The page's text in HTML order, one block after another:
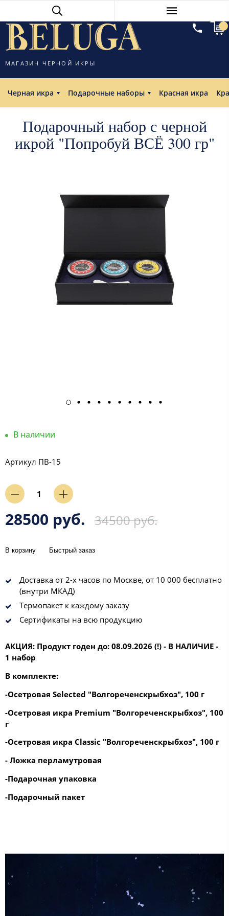
МАГАЗИН ЧЕРНОЙ ИКРЫ
Черная икра Подарочные наборы Красная икра
Подарочный набор с черной
икрой "Попробуй ВСЁ 300 гр"
В наличии
Артикул ПВ-15
28500 руб. 34500 руб.
В корзину Быстрый заказ
Доставка от 2-х часов по Москве, от 10 000 бесплатно
(внутри МКАД)
Термопакет к каждому заказу
Сертификаты на всю продукцию
АКЦИЯ: Продукт годен до: 08.09.2026 (!) - В НАЛИЧИЕ -
1 набор
В комплекте:
-Осетровая Selected "Волгореченскрыбхоз", 100 г
-Осетровая икра Premium "Волгореченскрыбхоз", 100
г
-Осетровая икра Classic "Волгореченскрыбхоз", 100 г
- Ложка перламутровая
-Подарочная упаковка
-Подарочный пакет